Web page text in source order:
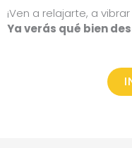
¡Ven a relajarte, a
Ya verás qué bien